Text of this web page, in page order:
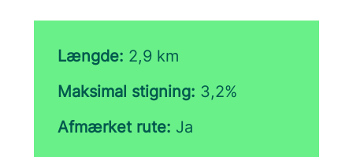
Længde: 2,9 km
Maksimal stigning: 3,2%
Afmærket rute: Ja